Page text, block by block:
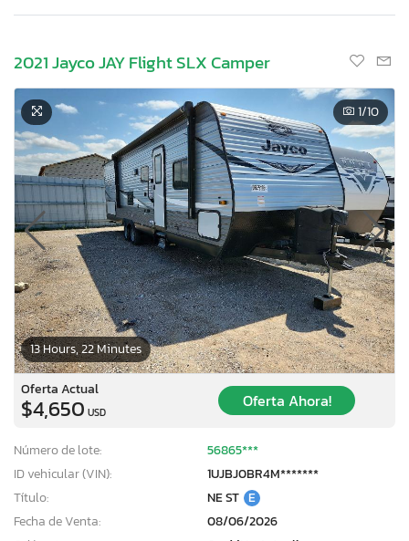
2021 Jayco JAY Flight SLX Camper
13 Hours, 22 Minutes
1/10
Oferta Actual
$4,650 USD
Oferta Ahora!
Número de lote:
56865***
ID vehicular (VIN):
1UJBJ0BR4M*******
Título:
NE ST E
Fecha de Venta:
08/06/2026